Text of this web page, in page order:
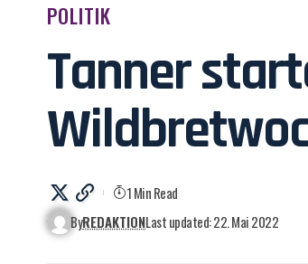
POLITIK
Tanner
ByREDAKTIONLast updated: 22. Mai 2022
1 Min Read